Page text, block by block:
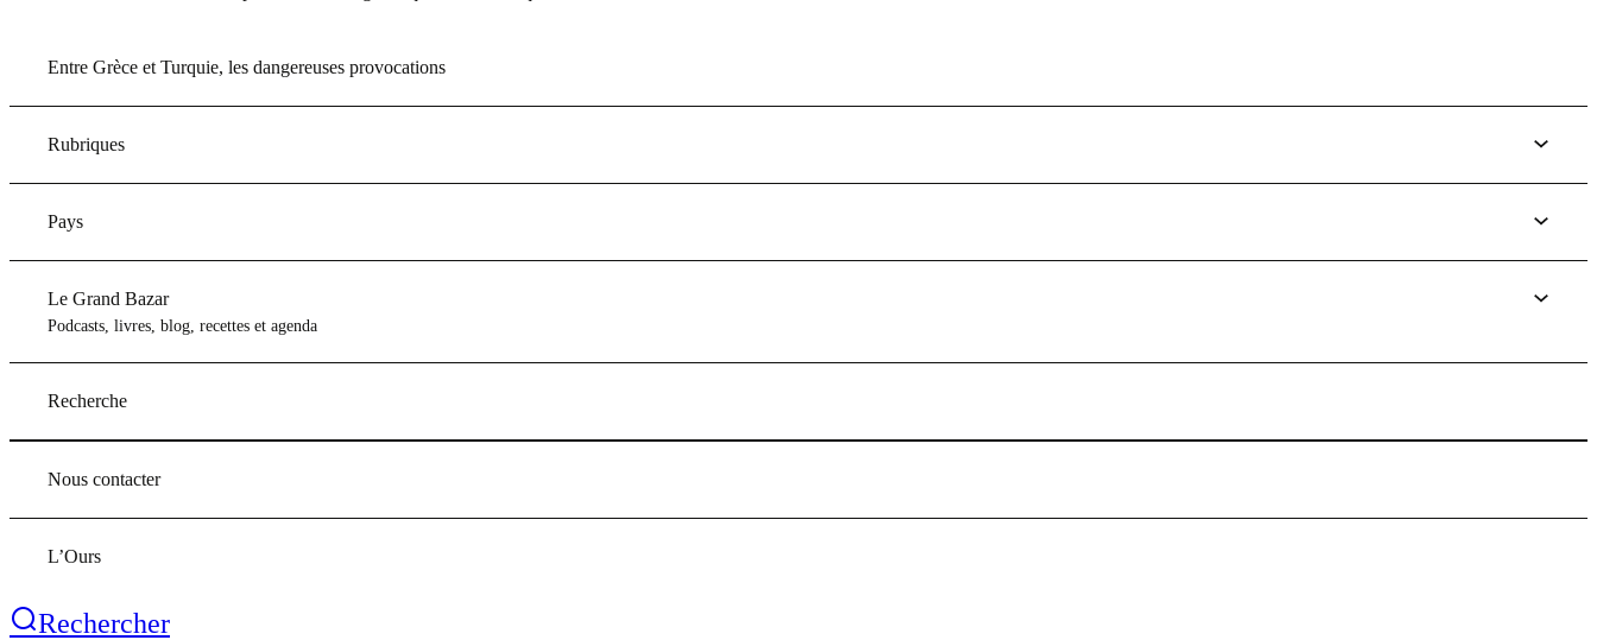
Entre Grèce et Turquie, les dangereuses provocations
Rubriques
Pays
Le Grand Bazar
Podcasts, livres, blog, recettes et agenda
Recherche
Nous contacter
L’Ours
Rechercher